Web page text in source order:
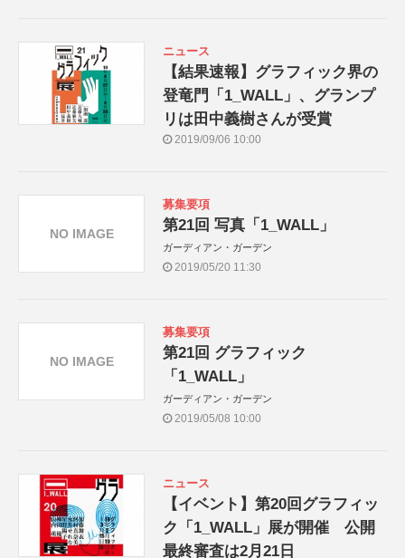
ニュース
【結果速報】グラフィック界の
登竜門「1_WALL」、グランプ
リは田中義樹さんが受賞
2019/09/06 10:00
募集要項
第21回 写真「1_WALL」
ガーディアン・ガーデン
2019/05/20 11:30
NO IMAGE
募集要項
第21回 グラフィック
「1_WALL」
ガーディアン・ガーデン
2019/05/08 10:00
NO IMAGE
ニュース
【イベント】第20回グラフィッ
ク「1_WALL」展が開催 公開
最終審査は2月21日